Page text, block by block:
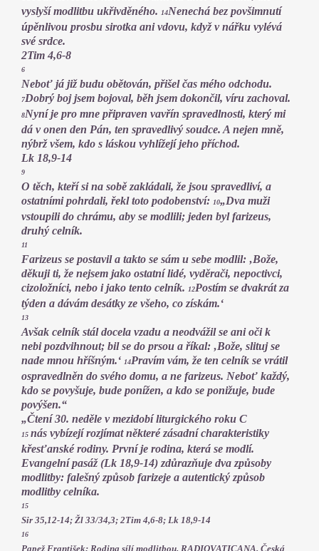
vyslyší modlitbu ukřivděného. 14Nenechá bez povšimnutí
úpěnlivou prosbu sirotka ani vdovu, když v nářku vylévá
své srdce.
2Tim 4,6-8
6
Neboť já již budu obětován, přišel čas mého odchodu.
7Dobrý boj jsem bojoval, běh jsem dokončil, víru zachoval.
8Nyní je pro mne připraven vavřín spravedlnosti, který mi
dá v onen den Pán, ten spravedlivý soudce. A nejen mně,
nýbrž všem, kdo s láskou vyhlížejí jeho příchod.
Lk 18,9-14
9
O těch, kteří si na sobě zakládali, že jsou spravedliví, a
ostatními pohrdali, řekl toto podobenství: 10„Dva muži
vstoupili do chrámu, aby se modlili; jeden byl farizeus,
druhý celník.
11
Farizeus se postavil a takto se sám u sebe modlil: ‚Bože,
děkuji ti, že nejsem jako ostatní lidé, vyděrači, nepoctivci,
cizoložníci, nebo i jako tento celník. 12Postím se dvakrát za
týden a dávám desátky ze všeho, co získám.‘
13
Avšak celník stál docela vzadu a neodvážil se ani oči k
nebi pozdvihnout; bil se do prsou a říkal: ‚Bože, slituj se
nade mnou hříšným.‘ 14Pravím vám, že ten celník se vrátil
ospravedlněn do svého domu, a ne farizeus. Neboť každý,
kdo se povyšuje, bude ponížen, a kdo se ponižuje, bude
povýšen.“
„Čtení 30. neděle v mezidobí liturgického roku C
15 nás vybízejí rozjímat některé zásadní charakteristiky
křesťanské rodiny. První je rodina, která se modlí.
Evangelní pasáž (Lk 18,9-14) zdůrazňuje dva způsoby
modlitby: falešný způsob farizeje a autentický způsob
modlitby celníka.
15
Sir 35,12-14; Žl 33/34,3; 2Tim 4,6-8; Lk 18,9-14
16
Papež František: Rodina sílí modlitbou. RADIOVATICANA. Česká